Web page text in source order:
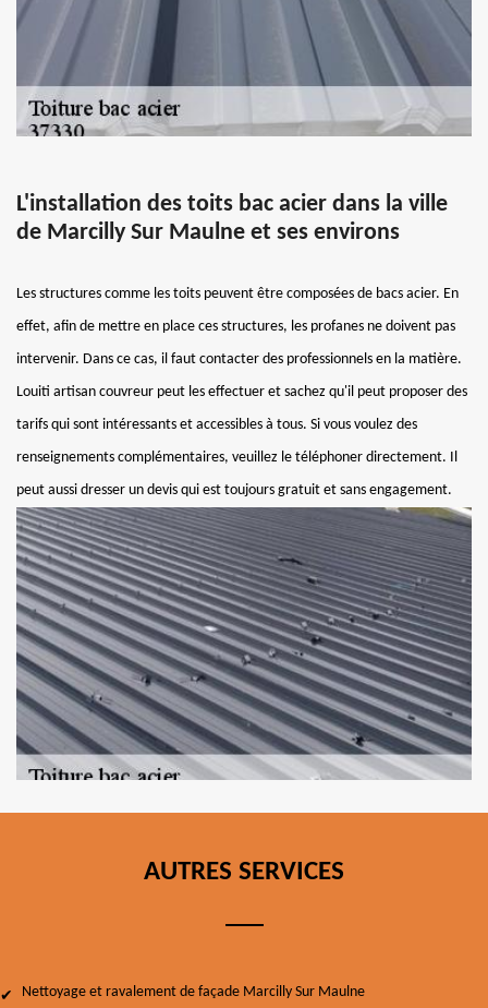
L'installation des toits bac acier dans la ville
de Marcilly Sur Maulne et ses environs
Les structures comme les toits peuvent être composées de bacs acier. En
effet, afin de mettre en place ces structures, les profanes ne doivent pas
intervenir. Dans ce cas, il faut contacter des professionnels en la matière.
Louiti artisan couvreur peut les effectuer et sachez qu'il peut proposer des
tarifs qui sont intéressants et accessibles à tous. Si vous voulez des
renseignements complémentaires, veuillez le téléphoner directement. Il
peut aussi dresser un devis qui est toujours gratuit et sans engagement.
AUTRES SERVICES
Nettoyage et ravalement de façade Marcilly Sur Maulne